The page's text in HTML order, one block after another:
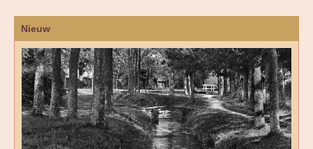
Nieuw